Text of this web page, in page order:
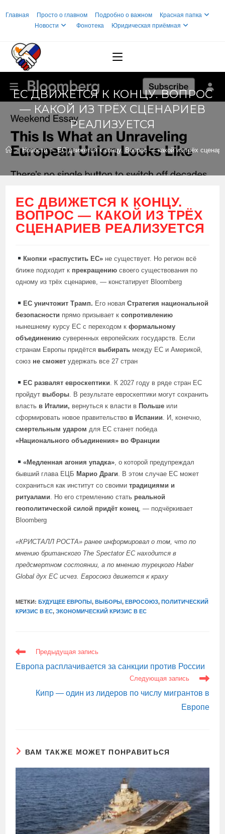
Главная Просто о главном Подробно о важном
Красная папка
Новости
Фонотека Юридическая приёмная
ЕС ДВИЖЕТСЯ К КОНЦУ. ВОПРОС
— КАКОЙ ИЗ ТРЁХ СЦЕНАРИЕВ
РЕАЛИЗУЕТСЯ
> Новости > ЕС движется к концу. Вопрос — какой из трёх
ЕС ДВИЖЕТСЯ К КОНЦУ.
ВОПРОС — КАКОЙ ИЗ ТРЁХ
СЦЕНАРИЕВ РЕАЛИЗУЕТСЯ
Кнопки «распустить ЕС» не существует. Но регион всё
ближе подходит к прекращению своего существования по
одному из трёх сценариев, — констатирует Bloomberg
ЕС уничтожит Трамп. Его новаяСтратегия национальной
безопасности прямо призывает ксопротивлению
нынешнему курсу ЕС с переходом кформальному
объединению суверенных европейских государств. Если
странам Европы придётся выбирать между ЕС и Америкой,
союз не сможет удержать все 27 стран
ЕС развалят евроскептики. К 2027 году в ряде стран ЕС
пройдут выборы. В результате евроскептики могут сохранить
власть в Италии, вернуться к власти в Польше или
сформировать новое правительство в Испании. И, конечно,
смертельным ударомдля ЕС станет победа
«Национального объединения» во Франции
«Медленная агония упадка», о которой предупреждал
бывший глава ЕЦБ Марио Драги. В этом случае ЕС может
сохраниться как институт со своимитрадициями и
ритуалами. Но его стремлению стать реальной
геополитической силой придёт конец, — подчёркивает
Bloomberg
«КРИСТАЛЛ РОСТА»ранее информировал о том, что по
мнению британского The Spectator ЕС находится в
предсмертном состоянии, а помнению турецкого Haber
Global дух ЕС исчез. Евросоюз движется к краху
МЕТКИ:БУДУЩЕЕ ЕВРОПЫ, ВЫБОРЫ, ЕВРОСОЮЗ, ПОЛИТИЧЕСКИЙ
КРИЗИС В ЕС, ЭКОНОМИЧЕСКИЙ КРИЗИС В ЕС
ЕЩЕ
СТАТЬИ
Предыдущая запись
Европа расплачивается за санкции против России
Следующая запись
Кипр — один из лидеров по числу мигрантов в
Европе
ВАМ ТАКЖЕ МОЖЕТ ПОНРАВИТЬСЯ